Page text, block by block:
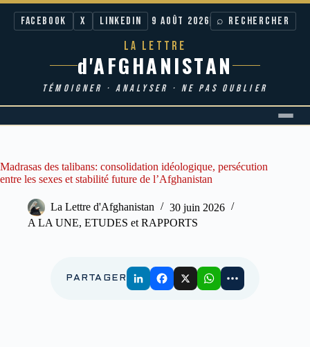
Facebook X LinkedIn 9 AOÛT 2026 ⌕ RECHERCHER
LA LETTRE
d'AFGHANISTAN
TÉMOIGNER · ANALYSER · NE PAS OUBLIER
Madrasas des talibans: consolidation idéologique, persécution
entre les sexes et stabilité future de l’Afghanistan
La Lettre d'Afghanistan
30 juin 2026
A LA UNE, ETUDES et RAPPORTS
PARTAGER